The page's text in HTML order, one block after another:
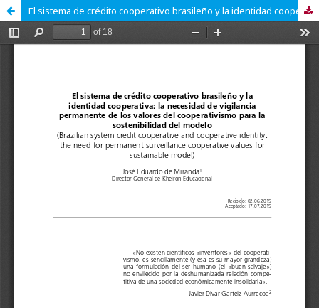
El sistema de crédito cooperativo brasileño y la identidad cooperativa: la necesidad de vigilancia permanente de los valores del cooperativismo para la sostenibilidad del modelo